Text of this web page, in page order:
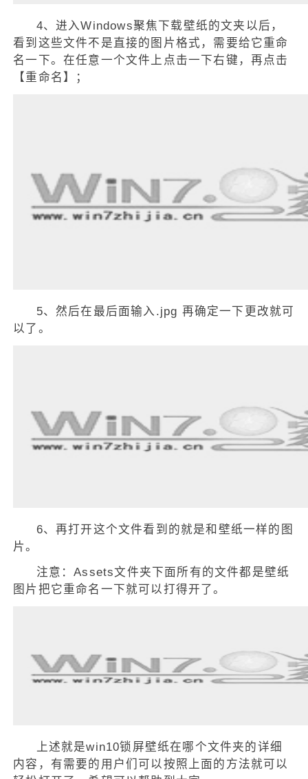
4、进入Windows聚焦下载壁纸的文夹以后，
看到这些文件不是直接的图片格式，需要给它重命
名一下。在任意一个文件上点击一下右键，再点击
【重命名】；
5、然后在最后面输入.jpg 再确定一下更改就可
以了。
6、再打开这个文件看到的就是和壁纸一样的图
片。
注意：Assets文件夹下面所有的文件都是壁纸
图片把它重命名一下就可以打得开了。
上述就是win10锁屏壁纸在哪个文件夹的详细
内容，有需要的用户们可以按照上面的方法就可以